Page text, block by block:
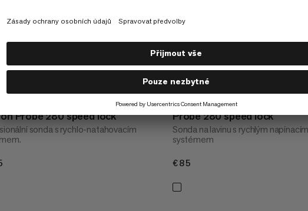
Probe 280 speed lock
sonda s rychlo-natahovacím
Probe 280 speed lock
Sonda na lavinu s rychlým napínacím
systémem
€85